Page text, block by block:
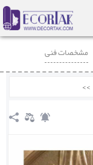
مشخصات فنی
>>